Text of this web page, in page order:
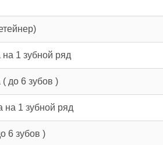
1 зубной ряд
до 6 зубов )
на 1 зубной ряд
6 зубов )